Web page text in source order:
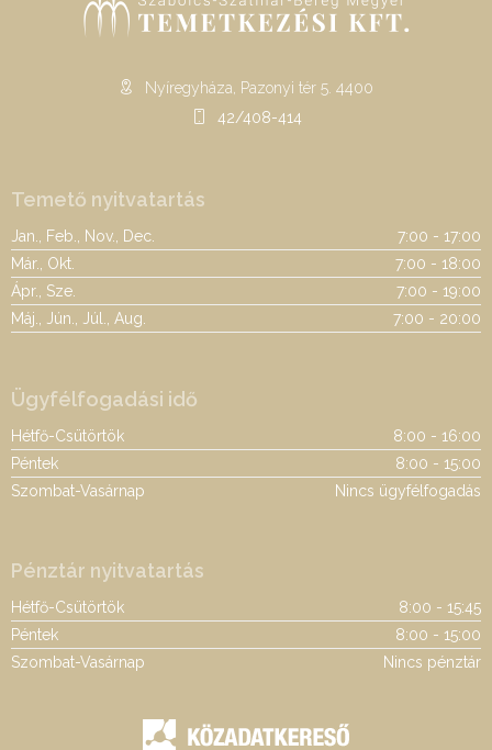
Nyíregyháza, Pazonyi tér 5. 4400
42/408-414
Temető nyitvatartás
Jan., Feb., Nov., Dec.
7:00 - 17:00
Már., Okt.
7:00 - 18:00
Ápr., Sze.
7:00 - 19:00
Máj., Jún., Júl., Aug.
7:00 - 20:00
Ügyfélfogadási idő
Hétfő-Csütörtök
8:00 - 16:00
Péntek
8:00 - 15:00
Szombat-Vasárnap
Nincs ügyfélfogadás
Pénztár nyitvatartás
Hétfő-Csütörtök
8:00 - 15:45
Péntek
8:00 - 15:00
Szombat-Vasárnap
Nincs pénztár